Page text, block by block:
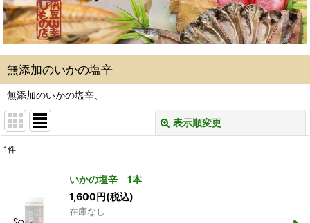
無添加のいかの塩辛
無添加のいかの塩辛、
表示順変更
並び順
1件
いかの塩辛 1本
1,600円(税込)
在庫なし